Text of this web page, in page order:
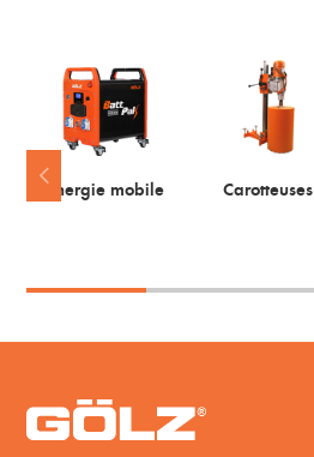
Energie mobile Carotteuses